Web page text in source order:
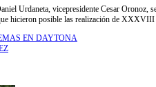
Urdaneta, vicepresidente Cesar
hicieron posible las realización de
EN DAYTONA